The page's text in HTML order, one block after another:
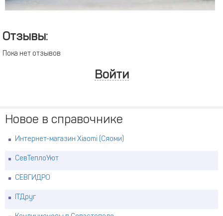
Отзывы:
Пока нет отзывов
Войти
Новое в справочнике
Интернет-магазин Xiaomi (Сяоми)
СевТеплоУют
СЕВГИДРО
ITДруг